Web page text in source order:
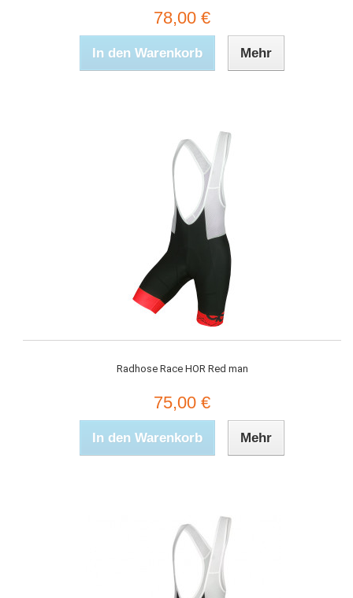
78,00 €
In den Warenkorb Mehr
Radhose Race HOR Red man
75,00 €
In den Warenkorb Mehr